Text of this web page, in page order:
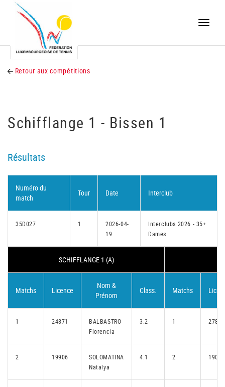
Toggle
Retour aux compétitions
Schifflange 1 - Bissen 1
Résultats
Numéro du
match
Tour Date Interclub
35D027 1
2026-04-
19
Interclubs 2026 - 35+
Dames
SCHIFFLANGE 1 (A)
Matchs Licence
Nom &
Prénom
Class. Matchs
1 24871
BALBASTRO
Florencia
3.2 1 27811
2 19906
SOLOMATINA
Natalya
4.1 2 19073